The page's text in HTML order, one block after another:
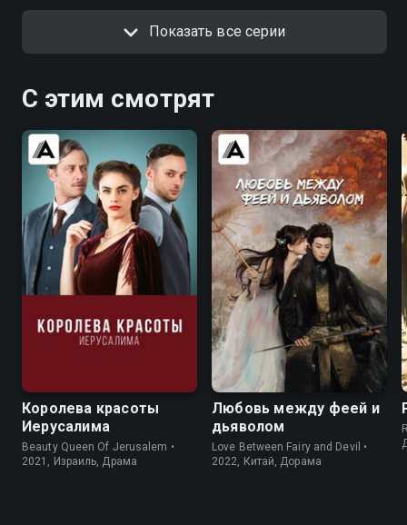
Показать все серии
С этим смотрят
Королева красоты
Иерусалима
Beauty Queen Of Jerusalem •
2021, Израиль, Драма
8.6 8.4
Любовь между феей и
дьяволом
Love Between Fairy and Devil •
2022, Китай, Дорама